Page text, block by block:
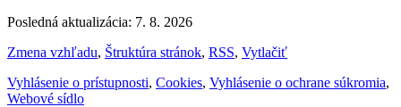
Posledná aktualizácia: 7. 8. 2026
Zmena vzhľadu, Štruktúra stránok, RSS, Vytlačiť
Vyhlásenie o prístupnosti, Cookies, Vyhlásenie o ochrane súkromia,
Webové sídlo